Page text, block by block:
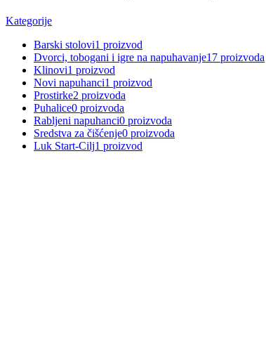
Kategorije
Barski stolovi1 proizvod
Dvorci, tobogani i igre na napuhavanje17 proizvoda
Klinovi1 proizvod
Novi napuhanci1 proizvod
Prostirke2 proizvoda
Puhalice0 proizvoda
Rabljeni napuhanci0 proizvoda
Sredstva za čišćenje0 proizvoda
Luk Start-Cilj1 proizvod